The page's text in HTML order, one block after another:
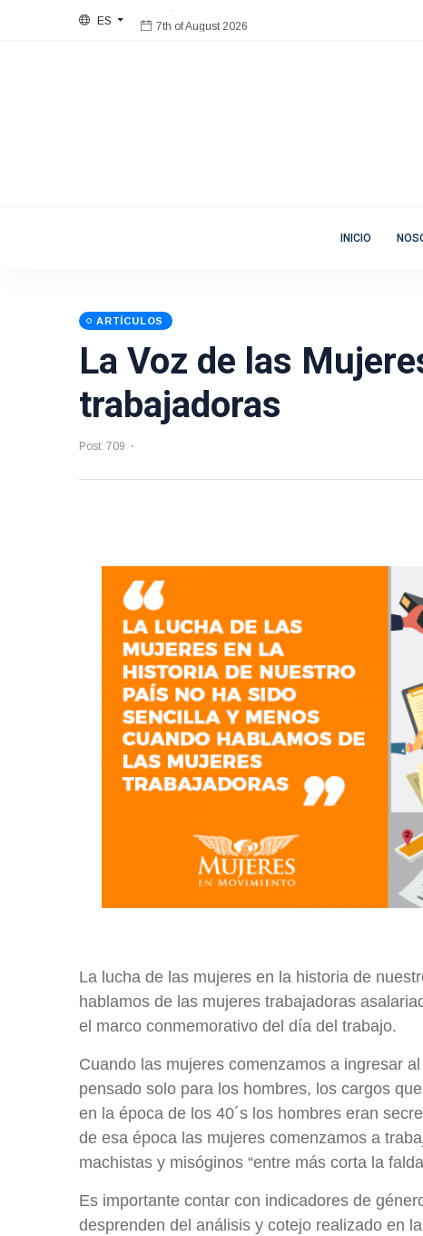
ES
7th of August 2026
INICIO
ARTÍCULOS
La Voz de las
trabajadoras
Post: 709
La lucha de las mujeres en la historia de
hablamos de las mujeres trabajadoras
el marco conmemorativo del día del trabajo.
Cuando las mujeres comenzamos a ingresar
pensado solo para los hombres, los cargos
en la época de los 40´s los hombres eran
de esa época las mujeres comenzamos a
machistas y misóginos “entre más corta la
Es importante contar con indicadores de
desprenden del análisis y cotejo realizado en